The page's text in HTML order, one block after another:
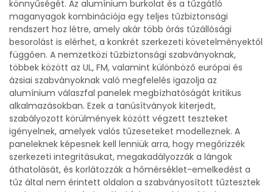
könnyűségét. Az alumínium burkolat és a tűzgátló
maganyagok kombinációja egy teljes tűzbiztonsági
rendszert hoz létre, amely akár több órás tűzállósági
besorolást is elérhet, a konkrét szerkezeti követelményektől
függően. A nemzetközi tűzbiztonsági szabványoknak,
többek között az UL, FM, valamint különböző európai és
ázsiai szabványoknak való megfelelés igazolja az
alumínium válaszfal panelek megbízhatóságát kritikus
alkalmazásokban. Ezek a tanúsítványok kiterjedt,
szabályozott körülmények között végzett teszteket
igényelnek, amelyek valós tűzeseteket modelleznek. A
paneleknek képesnek kell lenniük arra, hogy megőrizzék
szerkezeti integritásukat, megakadályozzák a lángok
áthatolását, és korlátozzák a hőmérséklet-emelkedést a
tűz által nem érintett oldalon a szabványosított tűztesztek